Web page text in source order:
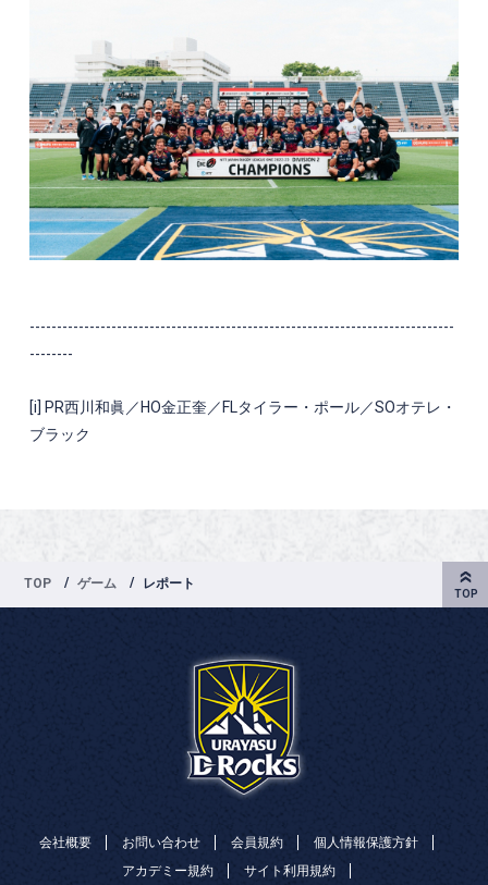
------------------------------------------------------------------------------
--------
[i] PR西川和眞／ HO金正奎／ FLタイラー・ポール／SOオテレ・
ブラック
TOP ゲーム レポート
会社概要 お問い合わせ 会員規約
個人情報保護方針
アカデミー規約
サイト利用規約